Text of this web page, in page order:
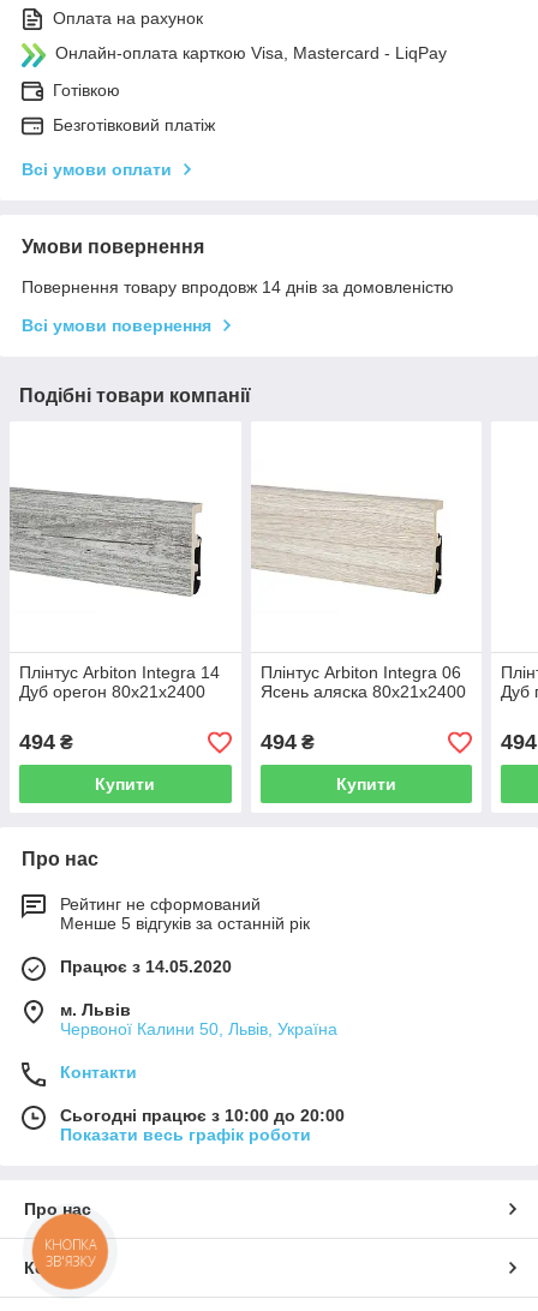
Оплата на рахунок
Онлайн-оплата карткою Visa, Mastercard - LiqPay
Готівкою
Безготівковий платіж
Всі умови оплати
Умови повернення
Повернення товару впродовж 14 днів за домовленістю
Всі умови повернення
Подібні товари компанії
Плінтус Arbiton Integra 14
Дуб орегон 80x21x2400
494 ₴
Купити
Плінтус Arbiton Integra 06
Ясень аляска 80x21x2400
494₴
Купити
Дуб
494
Про нас
Рейтинг не сформований
Менше 5 відгуків за останній рік
Працює з 14.05.2020
м. Львів
Червоної Калини 50, Львів, Україна
Контакти
Сьогодні працює з 10:00 до 20:00
Показати весь графік роботи
Про нас
Контакти
КНОПКА
ЗВ'ЯЗКУ